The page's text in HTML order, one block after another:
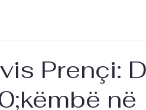
Prençi:
në